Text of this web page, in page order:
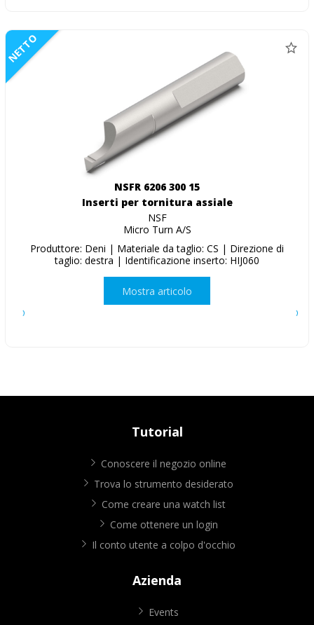
NETTO
NSFR 6206 300 15
Inserti per tornitura assiale
NSF
Micro Turn A/S
Produttore: Deni | Materiale da taglio: CS | Direzione di
taglio: destra | Identificazione inserto: HIJ060
Mostra articolo
Tutorial
Conoscere il negozio online
Trova lo strumento desiderato
Come creare una watch list
Come ottenere un login
Il conto utente a colpo d'occhio
Azienda
Events